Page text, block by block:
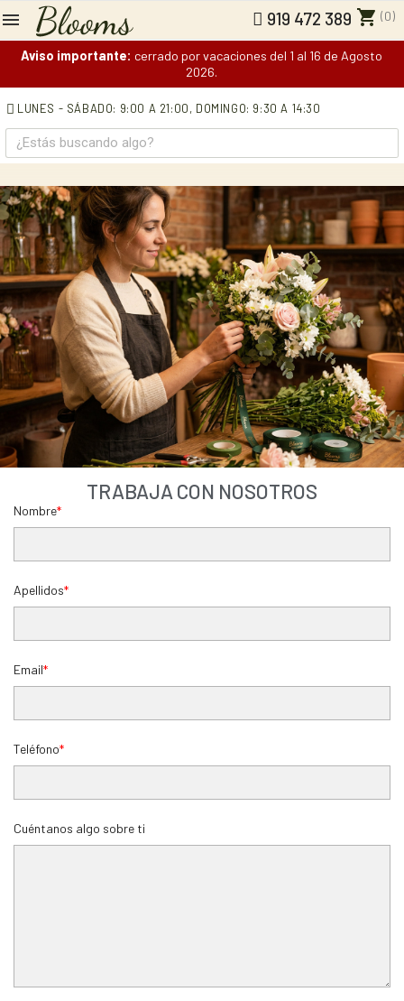
919 472 389 shopping_cart (0)
Aviso importante: cerrado por vacaciones del 1 al 16 de Agosto
2026.
LUNES - SÁBADO: 9:00 A 21:00, DOMINGO: 9:30 A 14:30
TRABAJA CON NOSOTROS
Nombre
Apellidos
Email
Teléfono
Cuéntanos algo sobre ti